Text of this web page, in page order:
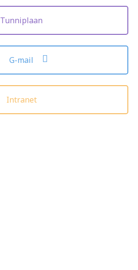
Tunniplaan
G-mail
Intranet